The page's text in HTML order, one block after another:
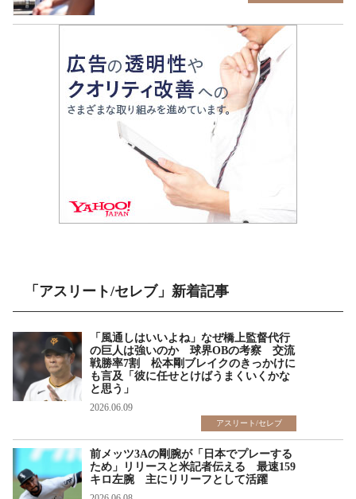
「アスリート/セレブ」新着記事
「風通しはいいよね」なぜ橋上監督代行
の巨人は強いのか 球界OBの考察 交流
戦勝率7割 松本剛ブレイクのきっかけに
も言及「彼に任せとけばうまくいくかな
と思う」
2026.06.09
アスリート/セレブ
前メッツ3Aの剛腕が「日本でプレーする
ため」リリースと米記者伝える 最速159
キロ左腕 主にリリーフとして活躍